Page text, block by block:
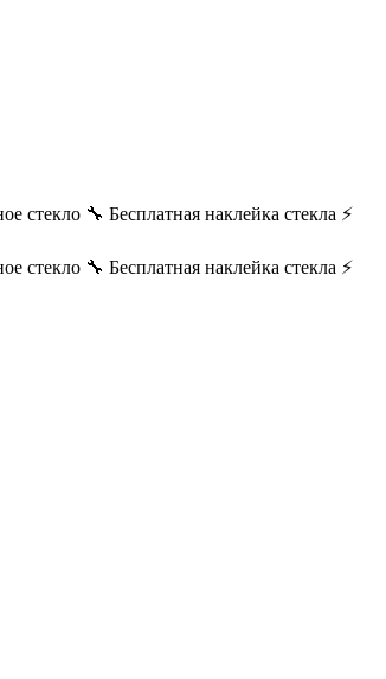
стекло 🔧 Бесплатная наклейка стекла ⚡
стекло 🔧 Бесплатная наклейка стекла ⚡